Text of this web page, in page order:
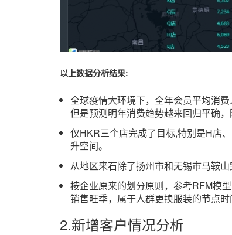
以上数据分析结果:
全球疫情大环境下，全年会员平均消
但是预测明年消费趋势越来回归平确，
仅HKR三个店完成了目标,特别是H店
升空间。
从地区来石除了扬州市和无锡市马鞍
按企业原来的划分原则，参考RFM模
销售旺季，属于人群更换服装的节点时
2.新增客户情况分析